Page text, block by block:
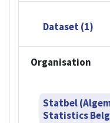
Dataset (1)
Organisation
Statbel
Statistics